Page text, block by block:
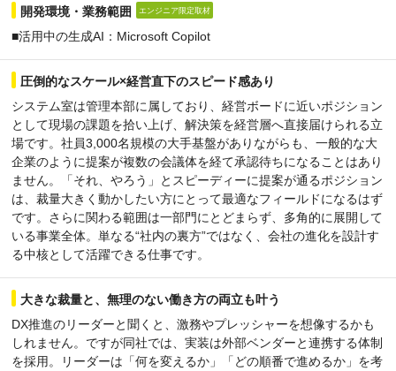
開発環境・業務範囲 エンジニア限定取材
■活用中の生成AI：Microsoft Copilot
圧倒的なスケール×経営直下のスピード感あり
システム室は管理本部に属しており、経営ボードに近いポジション
として現場の課題を拾い上げ、解決策を経営層へ直接届けられる立
場です。社員3,000名規模の大手基盤がありながらも、一般的な大
企業のように提案が複数の会議体を経て承認待ちになることはあり
ません。「それ、やろう」とスピーディーに提案が通るポジション
は、裁量大きく動かしたい方にとって最適なフィールドになるはず
です。さらに関わる範囲は一部門にとどまらず、多角的に展開して
いる事業全体。単なる“社内の裏方”ではなく、会社の進化を設計す
る中核として活躍できる仕事です。
大きな裁量と、無理のない働き方の両立も叶う
DX推進のリーダーと聞くと、激務やプレッシャーを想像するかも
しれません。ですが同社では、実装は外部ベンダーと連携する体制
を採用。リーダーは「何を変えるか」「どの順番で進めるか」を考